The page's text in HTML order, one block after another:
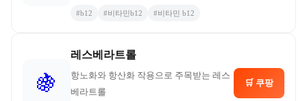
#b12 #비타민b12 #비타민 b12
🍇
레스베라트롤
항노화와 항산화 작용으로 주목받는 레스
베라트롤
🛒 쿠팡